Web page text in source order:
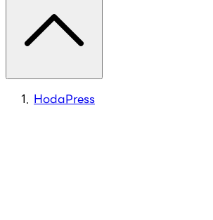
HodaPress